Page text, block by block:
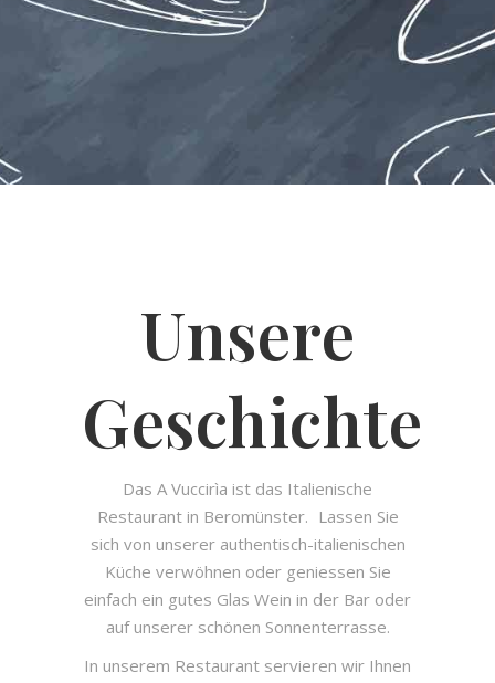
Unsere
Geschichte
Das A Vuccirìa ist das Italienische
Restaurant in Beromünster. Lassen Sie
sich von unserer authentisch-italienischen
Küche verwöhnen oder geniessen Sie
einfach ein gutes Glas Wein in der Bar oder
auf unserer schönen Sonnenterrasse.
In unserem Restaurant servieren wir Ihnen